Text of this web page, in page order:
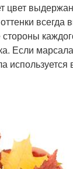
цвет
всегда
Если